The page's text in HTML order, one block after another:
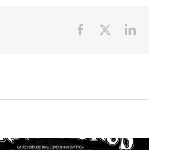
Facebook